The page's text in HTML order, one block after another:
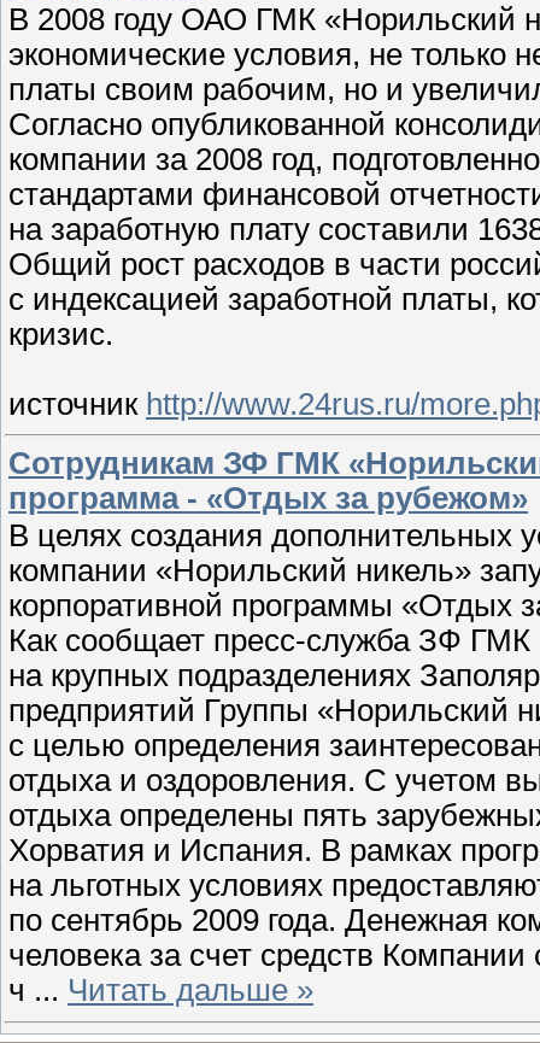
В 2008 году ОАО ГМК «Норильский
экономические условия, не только
платы своим рабочим, но и
Согласно опубликованной
компании за 2008 год,
стандартами финансовой
на заработную плату составили
Общий рост расходов в части
с индексацией заработной платы,
кризис.
источник http://www.24rus.ru/
Сотрудникам ЗФ ГМК
программа - «Отдых за рубежом»
В целях создания дополнительных
компании «Норильский никель»
корпоративной программы «Отдых
Как сообщает пресс-служба ЗФ ГМК
на крупных подразделениях
предприятий Группы «Норильский
с целью определения
отдыха и оздоровления. С учетом
отдыха определены пять
Хорватия и Испания. В рамках
на льготных условиях
по сентябрь 2009 года. Денежная
человека за счет средств
ч ... Читать дальше »